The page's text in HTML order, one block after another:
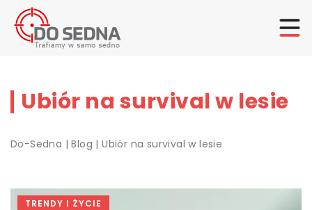
Ubiór na survival w lesie
Do-Sedna |Blog |Ubiór na survival w lesie
TRENDY I ŻYCIE